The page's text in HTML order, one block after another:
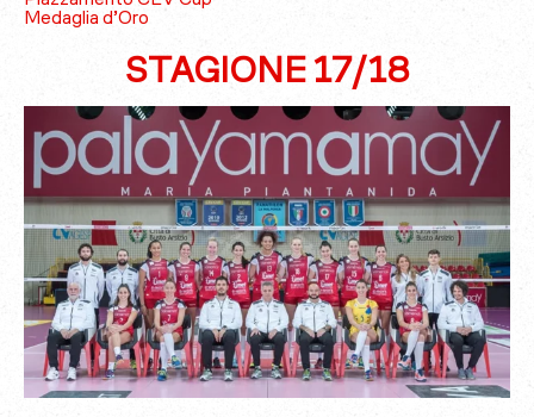
Medaglia d’Oro
STAGIONE 17/18